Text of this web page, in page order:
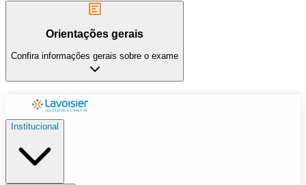
Orientações gerais
Confira informações gerais sobre o exame
Institucional